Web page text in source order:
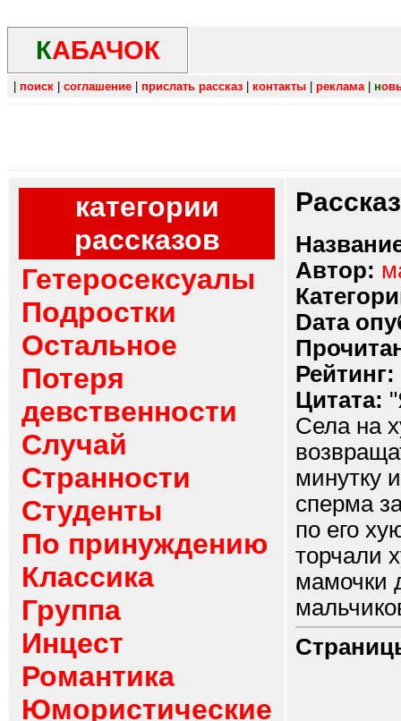
КАБАЧОК
поиск соглашение прислать рассказ контакты реклама| н
категории
рассказов
Гетеросексуалы
Подростки
Остальное
Потеря
девственности
Случай
Странности
Студенты
По принуждению
Классика
Группа
Инцест
Романтика
Юмористические
Автор:
Dата
Рейтинг:
Цитата:
Села на
минутку
сперма
по его
торчали
мамочки